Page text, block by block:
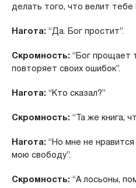
делать того, что велит тебе
Нагота: “Да. Бог простит”.
Скромность: “Бог прощает
повторяет своих ошибок”.
Нагота: “Кто сказал?”
Скромность: “Та же книга,
Нагота: “Но мне не
мою свободу”.
Скромность: “А лосьоны,